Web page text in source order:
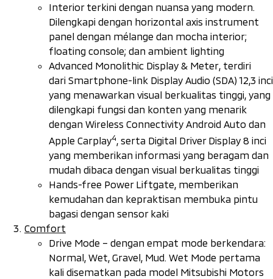
Interior terkini dengan nuansa yang modern.
Dilengkapi dengan horizontal axis instrument
panel dengan mélange dan mocha interior;
floating console; dan ambient lighting
Advanced Monolithic Display & Meter, terdiri
dari Smartphone-link Display Audio (SDA) 12,3 inci
yang menawarkan visual berkualitas tinggi, yang
dilengkapi fungsi dan konten yang menarik
dengan Wireless Connectivity Android Auto dan
Apple Carplay4, serta Digital Driver Display 8 inci
yang memberikan informasi yang beragam dan
mudah dibaca dengan visual berkualitas tinggi
Hands-free Power Liftgate, memberikan
kemudahan dan kepraktisan membuka pintu
bagasi dengan sensor kaki
Comfort
Drive Mode – dengan empat mode berkendara:
Normal, Wet, Gravel, Mud. Wet Mode pertama
kali disematkan pada model Mitsubishi Motors